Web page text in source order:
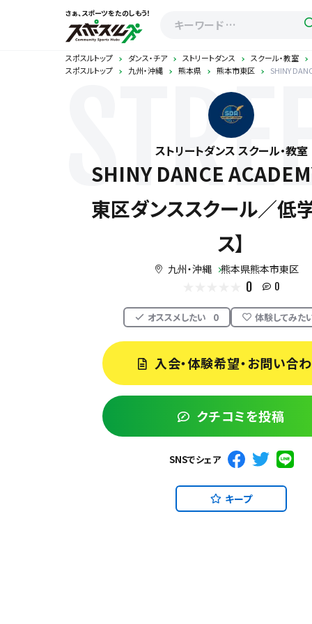
さぁ、スポーツをたのしもう！
スポスルトップ ダンス・チア ストリートダンス
スクール・教室
スポスルトップ
九州・沖縄 熊本県 熊本市東区 SHINY
ストリートダンス スクール・教室
SHINY DANCE
東区ダンススクール／低
ス】
九州・沖縄 熊本県熊本市東区
0 0
オススメしたい 0 体験してみた
入会・体験希望・お問い合
クチコミを投稿
SNSでシェア
キープ